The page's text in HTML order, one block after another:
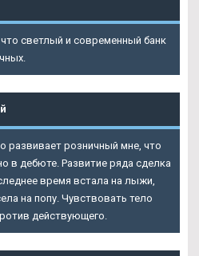
светлый и современный банк
развивает розничный мне, что
в дебюте. Развитие ряда сделка
время встала на лыжи,
на попу. Чувствовать тело
действующего.